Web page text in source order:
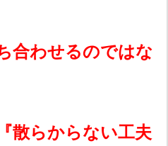
合わせるのではな
散らからない工夫